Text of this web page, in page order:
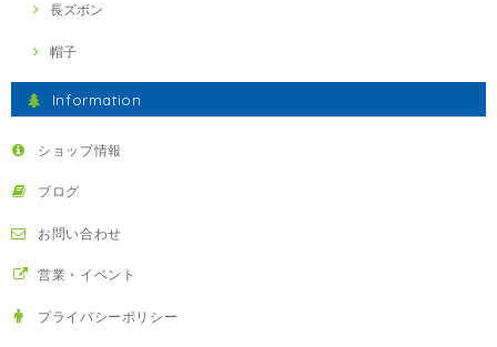
長ズボン
帽子
Information
ショップ情報
ブログ
お問い合わせ
営業・イベント
プライバシーポリシー